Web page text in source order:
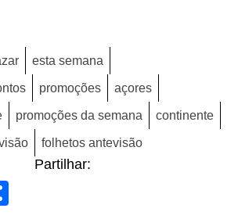
esta semana
promoções açores
promoções da semana continente
folhetos antevisão
Partilhar: